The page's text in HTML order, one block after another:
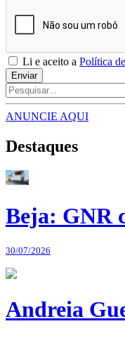
Li e aceito a Política
Enviar
ANUNCIE AQUI
Destaques
Beja: GNR
30/07/2026
Andreia